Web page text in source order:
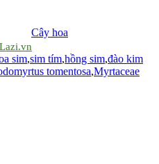
Cây hoa
Lazi.vn
sim,sim tím,hồng sim,đào kim
tomentosa,Myrtaceae